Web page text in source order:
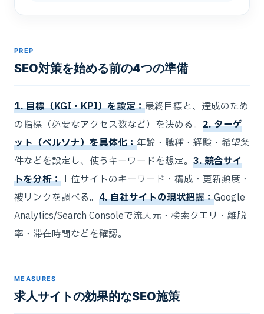
PREP
SEO対策を始める前の4つの準備
1. 目標（KGI・KPI）を設定：最終目標と、達成のため
の指標（必要なアクセス数など）を決める。 2. ターゲ
ット（ペルソナ）を具体化：年齢・職種・経験・希望条
件などを設定し、使うキーワードを想定。 3. 競合サイ
トを分析：上位サイトのキーワード・構成・更新頻度・
被リンクを調べる。 4. 自社サイトの現状把握：Google
Analytics/Search Consoleで流入元・検索クエリ・離脱
率・滞在時間などを確認。
MEASURES
求人サイトの効果的なSEO施策